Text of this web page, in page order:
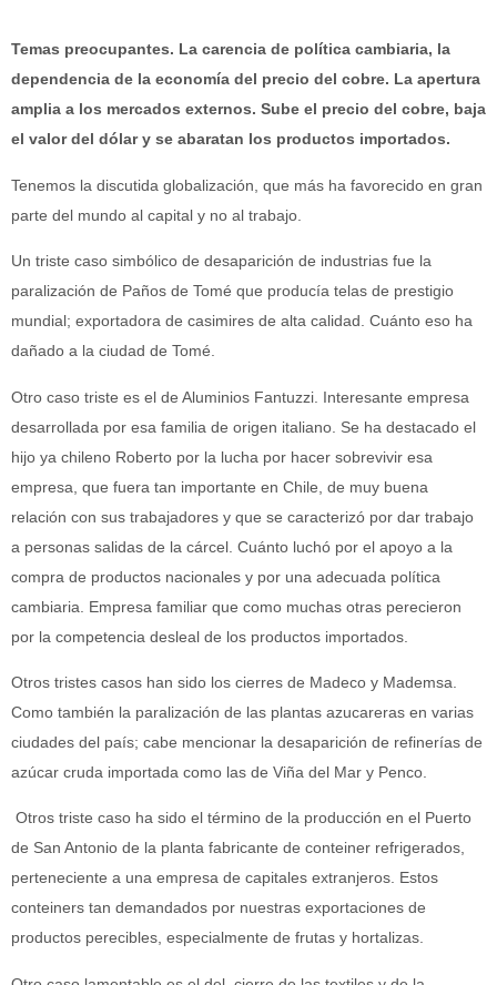
Temas preocupantes. La carencia de política cambiaria, la
dependencia de la economía del precio del cobre. La apertura
amplia a los mercados externos. Sube el precio del cobre, baja
el valor del dólar y se abaratan los productos importados.
Tenemos la discutida globalización, que más ha favorecido en gran
parte del mundo al capital y no al trabajo.
Un triste caso simbólico de desaparición de industrias fue la
paralización de Paños de Tomé que producía telas de prestigio
mundial; exportadora de casimires de alta calidad. Cuánto eso ha
dañado a la ciudad de Tomé.
Otro caso triste es el de Aluminios Fantuzzi. Interesante empresa
desarrollada por esa familia de origen italiano. Se ha destacado el
hijo ya chileno Roberto por la lucha por hacer sobrevivir esa
empresa, que fuera tan importante en Chile, de muy buena
relación con sus trabajadores y que se caracterizó por dar trabajo
a personas salidas de la cárcel. Cuánto luchó por el apoyo a la
compra de productos nacionales y por una adecuada política
cambiaria. Empresa familiar que como muchas otras perecieron
por la competencia desleal de los productos importados.
Otros tristes casos han sido los cierres de Madeco y Mademsa.
Como también la paralización de las plantas azucareras en varias
ciudades del país; cabe mencionar la desaparición de refinerías de
azúcar cruda importada como las de Viña del Mar y Penco.
Otros triste caso ha sido el término de la producción en el Puerto
de San Antonio de la planta fabricante de conteiner refrigerados,
perteneciente a una empresa de capitales extranjeros. Estos
conteiners tan demandados por nuestras exportaciones de
productos perecibles, especialmente de frutas y hortalizas.